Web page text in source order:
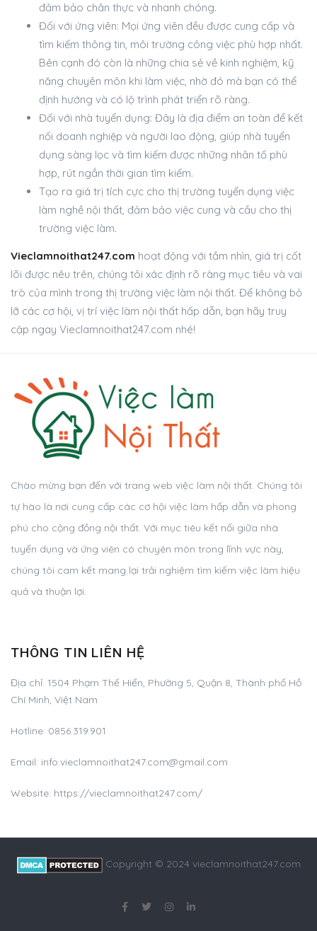
đảm bảo chân thực và nhanh chóng.
Đối với ứng viên: Mọi ứng viên đều được cung cấp và
tìm kiếm thông tin, môi trường công việc phù hợp nhất.
Bên cạnh đó còn là những chia sẻ về kinh nghiệm, kỹ
năng chuyên môn khi làm việc, nhờ đó mà bạn có thể
định hướng và có lộ trình phát triển rõ ràng.
Đối với nhà tuyển dụng: Đây là địa điểm an toàn để kết
nối doanh nghiệp và người lao động, giúp nhà tuyển
dụng sàng lọc và tìm kiếm được những nhân tố phù
hợp, rút ngắn thời gian tìm kiếm.
Tạo ra giá trị tích cực cho thị trường tuyển dụng việc
làm nghề nội thất, đảm bảo việc cung và cầu cho thị
trường việc làm.
Vieclamnoithat247.com hoạt động với tầm nhìn, giá trị cốt
lõi được nêu trên, chúng tôi xác định rõ ràng mục tiêu và vai
trò của mình trong thị trường việc làm nội thất. Để không bỏ
lỡ các cơ hội, vị trí việc làm nội thất hấp dẫn, bạn hãy truy
cập ngay Vieclamnoithat247.com nhé!
Chào mừng bạn đến với trang web việc làm nội thất. Chúng tôi
tự hào là nơi cung cấp các cơ hội việc làm hấp dẫn và phong
phú cho cộng đồng nội thất. Với mục tiêu kết nối giữa nhà
tuyển dụng và ứng viên có chuyên môn trong lĩnh vực này,
chúng tôi cam kết mang lại trải nghiệm tìm kiếm việc làm hiệu
quả và thuận lợi.
THÔNG TIN LIÊN HỆ
Địa chỉ: 1504 Phạm Thế Hiển, Phường 5, Quận 8, Thành phố Hồ
Chí Minh, Việt Nam
Hotline: 0856.319.901
Email: info.vieclamnoithat247.com@gmail.com
Website: https://vieclamnoithat247.com/
Copyright © 2024 vieclamnoithat247.com